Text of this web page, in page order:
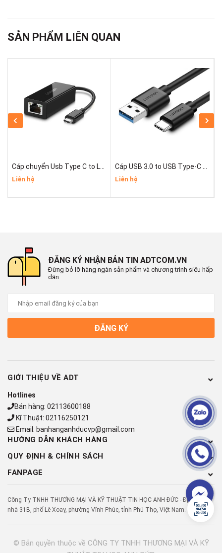
SẢN PHẨM LIÊN QUAN
Liên hệ Liên hệ
ĐĂNG KÝ NHẬN BẢN TIN ADTCOM.VN
Đừng bỏ lỡ hàng ngàn sản phẩm và chương trình siêu hấp
dẫn
ĐĂNG KÝ
GIỚI THIỆU VỀ ADT
Hotlines
Bán hàng: 02113600188
Kĩ Thuật: 02116250121
Email: banhanganhducvp@gmail.com
HƯỚNG DẪN KHÁCH HÀNG
QUY ĐỊNH & CHÍNH SÁCH
FANPAGE
Công Ty TNHH THƯƠNG MẠI VÀ KỸ THUẬT TIN HỌC ANH ĐỨC - Địa chỉ: Số
nhà 31B, phố Lê Xoay, phường Vĩnh Phúc, tỉnh Phú Thọ, Việt Nam.
© Bản quyền thuộc về CÔNG TY TNHH THƯƠNG MẠI VÀ KỸ